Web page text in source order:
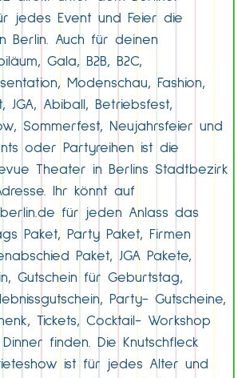
jedes Event und Feier die
Berlin. Auch für deinen
Gala, B2B, B2C,
Modenschau, Fashion,
JGA, Abiball, Betriebsfest,
Sommerfest, Neujahrsfeier und
oder Partyreihen ist die
Theater in Berlins Stadtbezirk
Ihr könnt auf
für jeden Anlass das
Paket, Party Paket, Firmen
Paket, JGA Pakete,
Gutschein für Geburtstag,
Party- Gutscheine,
Tickets, Cocktail- Workshop
finden. Die Knutschfleck
ist für jedes Alter und